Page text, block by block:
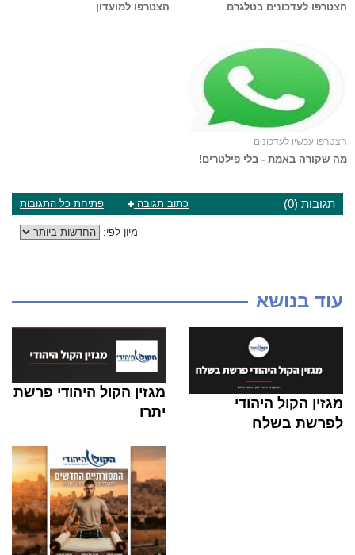
הצטרפו לעדכונים בטלגרם הצטרפו למועדון
הצטרפו עכשיו לעדכונים
מה שקורה באמת - בלי פילטרים!
תגובות (0) פתיחת כל התגובות כתוב תגובה
מיון לפי:
עוד בנושא
מגזין הקול היהודי
לפרשת בשלח
מגזין הקול היהודי פרשת
יתרו